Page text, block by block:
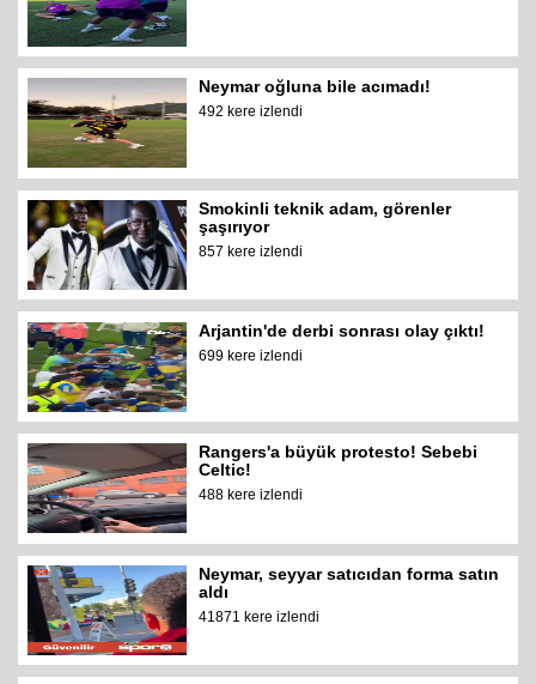
Neymar oğluna bile acımadı!
492 kere izlendi
Smokinli teknik adam, görenler
şaşırıyor
857 kere izlendi
Arjantin'de derbi sonrası olay çıktı!
699 kere izlendi
Rangers'a büyük protesto! Sebebi
Celtic!
488 kere izlendi
Neymar, seyyar satıcıdan forma satın
aldı
41871 kere izlendi